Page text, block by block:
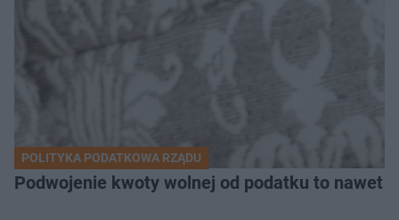
POLITYKA PODATKOWA RZĄDU
Podwojenie kwoty wolnej od podatku to nawet